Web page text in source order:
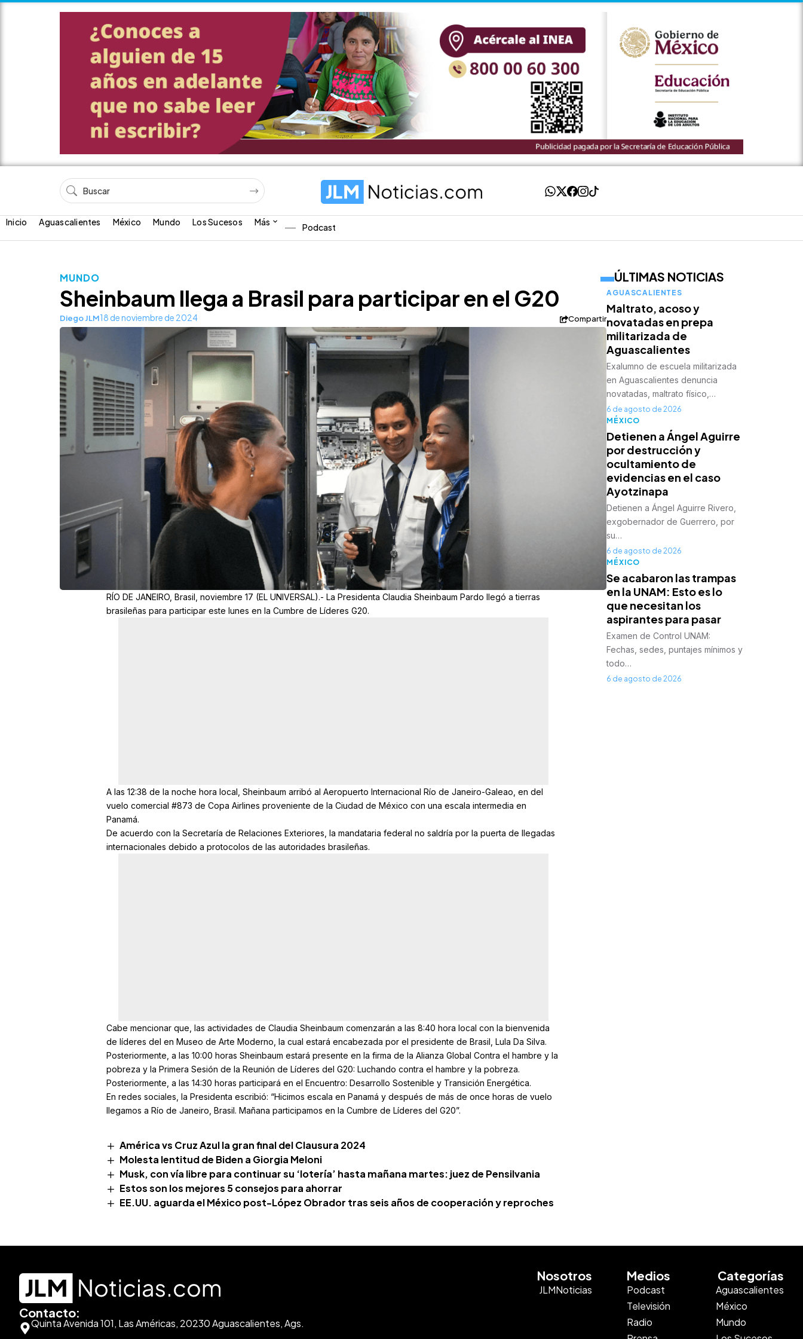
Inicio Aguascalientes México Mundo Los Sucesos Más Podcast
MUNDO
Sheinbaum llega a Brasil para participar en el G20
Diego JLM18 de noviembre de 2024 Compartir
RÍO DE JANEIRO, Brasil, noviembre 17 (EL UNIVERSAL).- La Presidenta Claudia Sheinbaum Pardo llegó a tierras
brasileñas para participar este lunes en la Cumbre de Líderes G20.
A las 12:38 de la noche hora local, Sheinbaum arribó al Aeropuerto Internacional Río de Janeiro-Galeao, en del
vuelo comercial #873 de Copa Airlines proveniente de la Ciudad de México con una escala intermedia en
Panamá.
De acuerdo con la Secretaría de Relaciones Exteriores, la mandataria federal no saldría por la puerta de llegadas
internacionales debido a protocolos de las autoridades brasileñas.
Cabe mencionar que, las actividades de Claudia Sheinbaum comenzarán a las 8:40 hora local con la bienvenida
de líderes del en Museo de Arte Moderno, la cual estará encabezada por el presidente de Brasil, Lula Da Silva.
Posteriormente, a las 10:00 horas Sheinbaum estará presente en la firma de la Alianza Global Contra el hambre y la
pobreza y la Primera Sesión de la Reunión de Líderes del G20: Luchando contra el hambre y la pobreza.
Posteriormente, a las 14:30 horas participará en el Encuentro: Desarrollo Sostenible y Transición Energética.
En redes sociales, la Presidenta escribió: “Hicimos escala en Panamá y después de más de once horas de vuelo
llegamos a Río de Janeiro, Brasil. Mañana participamos en la Cumbre de Líderes del G20”.
América vs Cruz Azul la gran final del Clausura 2024
Molesta lentitud de Biden a Giorgia Meloni
Musk, con vía libre para continuar su ‘lotería’ hasta mañana martes: juez de Pensilvania
Estos son los mejores 5 consejos para ahorrar
EE.UU. aguarda el México post-López Obrador tras seis años de cooperación y reproches
ÚLTIMAS NOTICIAS
AGUASCALIENTES
Maltrato, acoso y
novatadas en prepa
militarizada de
Aguascalientes
Exalumno de escuela militarizada
en Aguascalientes denuncia
novatadas, maltrato físico,…
6 de agosto de 2026
MÉXICO
Detienen a Ángel Aguirre
por destrucción y
ocultamiento de
evidencias en el caso
Ayotzinapa
Detienen a Ángel Aguirre Rivero,
exgobernador de Guerrero, por
su…
6 de agosto de 2026
MÉXICO
Se acabaron las trampas
en la UNAM: Esto es lo
que necesitan los
aspirantes para pasar
Examen de Control UNAM:
Fechas, sedes, puntajes mínimos y
todo…
6 de agosto de 2026
Contacto:
Quinta Avenida 101, Las Américas, 20230 Aguascalientes, Ags.
Nosotros
JLMNoticias
Medios
Podcast
Televisión
Radio
Categorías
Aguascalientes
México
Mundo